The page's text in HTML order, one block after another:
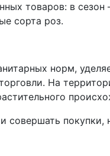
товаров: в
сорта роз.
норм,
На
покупки,